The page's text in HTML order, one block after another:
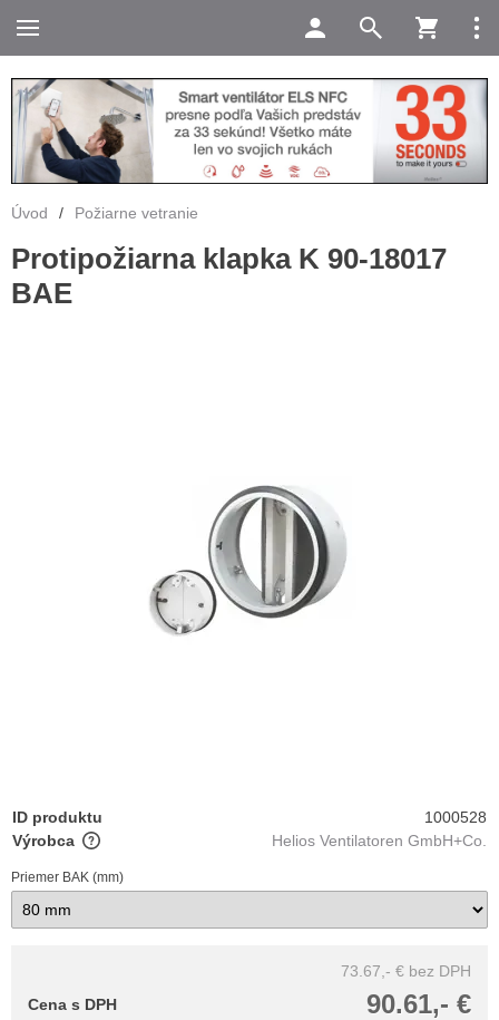
Úvod / Požiarne vetranie
Protipožiarna klapka K 90-18017
BAE
ID produktu
1000528
Výrobca
Helios Ventilatoren GmbH+Co.
Priemer BAK (mm)
73.67,- € bez DPH
90.61,- €
Cena s DPH